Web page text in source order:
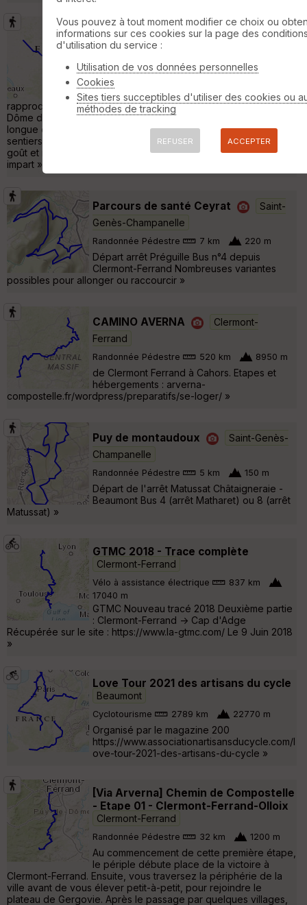
Clermont Ferrand - Saumur
Clermont-Ferrand
Randonnée Pédestre 415 km 4180 m
Suite de ma traversée de la France.Le
principal but de cette randonnée est de me
rapprocher de la Bretagne. Après un passage sous le Puy de
Dôme descente petit à petit vers la Loire, en longeant sur une
longue distance la Creuse. Paysage assez varié, peu de
sentiers, quasiment pas de GR. Le GR4 passait trop bas à mon
goût et rallongeait trop le parcours pour le temps qui je m'étais
impart »
Parcours de santé Ceyrat
Saint-
Genès-Champanelle
Randonnée Pédestre 7 km 220 m
Départ arrêt Préguille Bus n°4 depuis
Clermont-Ferrand Nombreuses variantes
possibles pour allonger ou raccourcir »
CAMINO AVERNA
Clermont-
Ferrand
Randonnée Pédestre 520 km 8950 m
de Clermont Ferrand à Cahors. Etapes et
hébergements : arverna-
compostelle.fr/wordpress/preparatifs/se-loger/ »
Puy de montaudoux
Saint-Genès-
Champanelle
Randonnée Pédestre 5 km 150 m
Départ de l'arrêt Matussat Châtaigneraie -
Beaumont Bus 4 (arrêt Matharet) ou 8 (arrêt
Matussat) »
GTMC 2018 - Trace complète
Clermont-Ferrand
Vélo à assistance électrique
837 km
17040 m
GTMC Nouveau tracé 2018 Deuxième partie
: Clermont-Ferrand -> Cap d'Adge
Récupérée sur le site : https://www.la-gtmc.com/ Le 9 Juin 2018
»
Love Tour 2021 des artisans du cycle
Beaumont
Cyclotourisme 2789 km 22770 m
Organisé par le magazine 200
https://www.associationartisansducycle.com/l
ove-tour-2021-des-artisans-du-cycle »
[Via Arverna] Chemin de Compostelle
- Etape 01 - Clermont-Ferrand-Olloix
Clermont-Ferrand
Randonnée Pédestre 32 km 1200 m
Au commencement de cette première étape,
le périple débute place de la victoire à
Clermont-Ferrand. Ensuite, vous traversez la périphérie de la
ville avant de vous élever petit-à-petit, pour rejoindre le
plateau de Gergovie. Après le passage par quelques villages,
Vous pouvez à tout moment modifier ce choix ou
informations sur ces cookies sur la page des
d'utilisation du service :
Utilisation de vos données personnelles
Cookies
Sites tiers succeptibles d'utiliser des cookies ou
méthodes de tracking
REFUSER ACCEPTER